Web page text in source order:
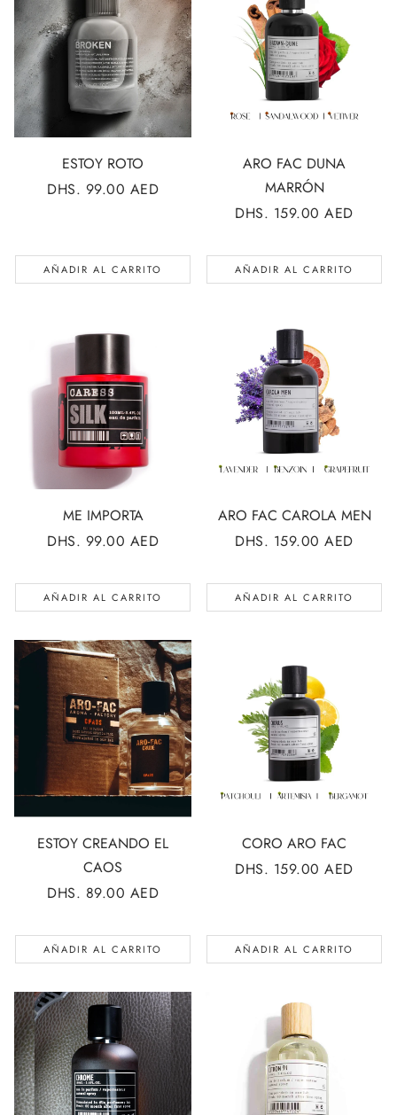
ESTOY ROTO
PRECIO
DHS. 99.00 AED
AÑADIR AL CARRITO
ARO FAC DUNA
MARRÓN
PRECIO
DHS. 159.00 AED
AÑADIR AL CARRITO
ME IMPORTA
PRECIO
DHS. 99.00 AED
AÑADIR AL CARRITO
ARO FAC CAROLA MEN
PRECIO
DHS. 159.00 AED
AÑADIR AL CARRITO
ESTOY CREANDO EL
CAOS
PRECIO
DHS. 89.00 AED
AÑADIR AL CARRITO
CORO ARO FAC
PRECIO
DHS. 159.00 AED
AÑADIR AL CARRITO